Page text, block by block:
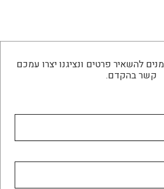
להשאיר פרטים ונציגנו יצרו עמכם
קשר בהקדם.